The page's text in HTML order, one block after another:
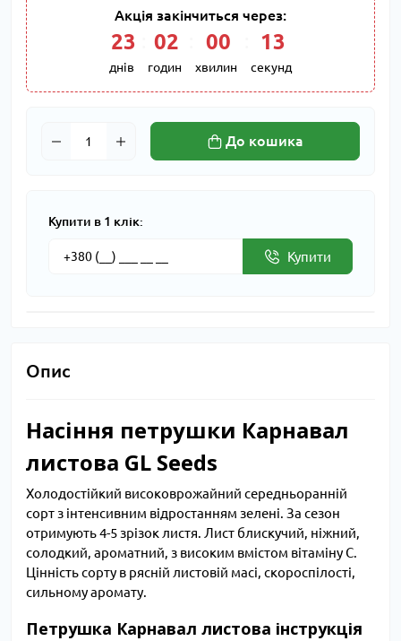
Акція закінчиться через:
23
днів
02
годин
00
хвилин
12
секунд
До кошика
Купити в 1 клік:
Купити
Опис
Насіння петрушки Карнавал
листова GL Seeds
Холодостійкий високоврожайний середньоранній
сорт з інтенсивним відростанням зелені. За сезон
отримують 4-5 зрізок листя. Лист блискучий, ніжний,
солодкий, ароматний, з високим вмістом вітаміну С.
Цінність сорту в рясній листовій масі, скороспілості,
сильному аромату.
Петрушка Карнавал листова інструкція